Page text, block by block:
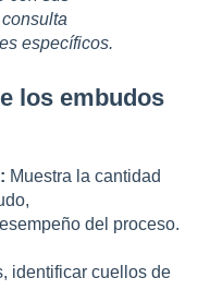
específicos.
los embudos
Muestra la cantidad
del proceso.
identificar cuellos de